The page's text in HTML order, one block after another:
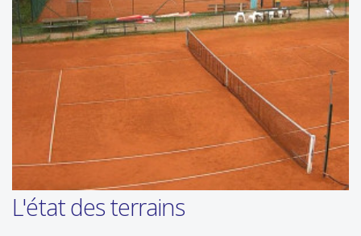
L'état des terrains